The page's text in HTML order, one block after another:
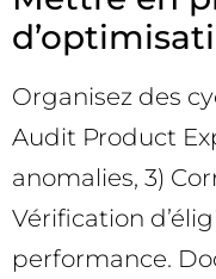
Organisez des
Audit Product
anomalies, 3)
Vérification
performance.